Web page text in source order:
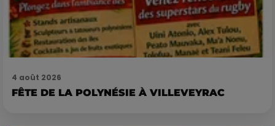
4 août 2026
FÊTE DE LA POLYNÉSIE À VILLEVEYRAC